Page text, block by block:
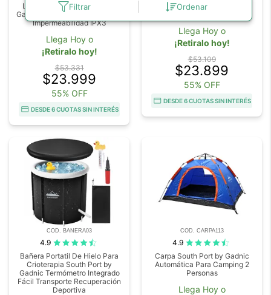
Filtrar Ordenar
Luz de Camping Farol Retro
Gadnic BT-PL4089 Recargable
Impermeabilidad IPX3
Llega Hoy o
¡Retiralo hoy!
$53.331
$23.999
55% OFF
DESDE 6 CUOTAS SIN INTERÉS
Hamaca Colgante Gadnic
270x140cm nylon Utraliviana
Llega Hoy o
¡Retiralo hoy!
$53.109
$23.899
55% OFF
DESDE 6 CUOTAS SIN INTERÉS
COD. BANERA03
4.9
Bañera Portatil De Hielo Para
Crioterapia South Port by
Gadnic Termómetro Integrado
Fácil Transporte Recuperación
Deportiva
COD. CARPA113
4.9
Carpa South Port by Gadnic
Automática Para Camping 2
Personas
Llega Hoy o